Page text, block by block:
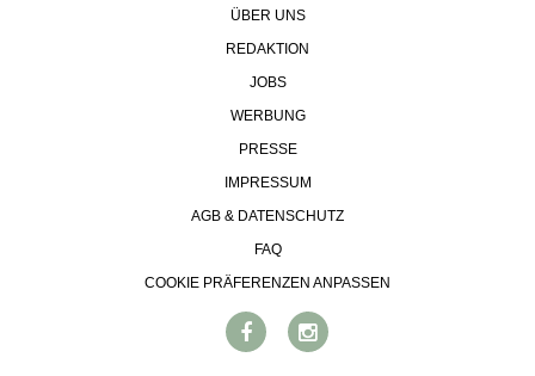
ÜBER UNS
REDAKTION
JOBS
WERBUNG
PRESSE
IMPRESSUM
AGB & DATENSCHUTZ
FAQ
COOKIE PRÄFERENZEN ANPASSEN